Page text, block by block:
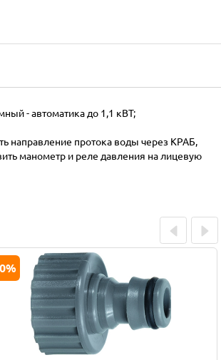
- автоматика до 1,1 кВТ;
направление протока воды через КРАБ,
манометр и реле давления на лицевую
Prev Next